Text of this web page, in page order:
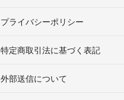
プライバシーポリシー
特定商取引法に基づく表記
外部送信について